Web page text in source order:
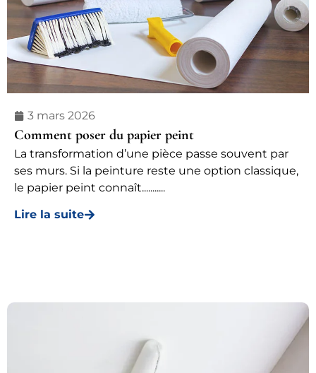
3 mars 2026
Comment poser du papier peint
La transformation d’une pièce passe souvent par
ses murs. Si la peinture reste une option classique,
le papier peint connaît...........
Lire la suite